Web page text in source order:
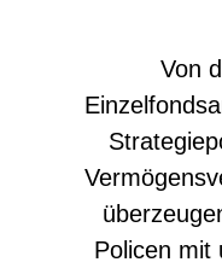
Von
Policen mit